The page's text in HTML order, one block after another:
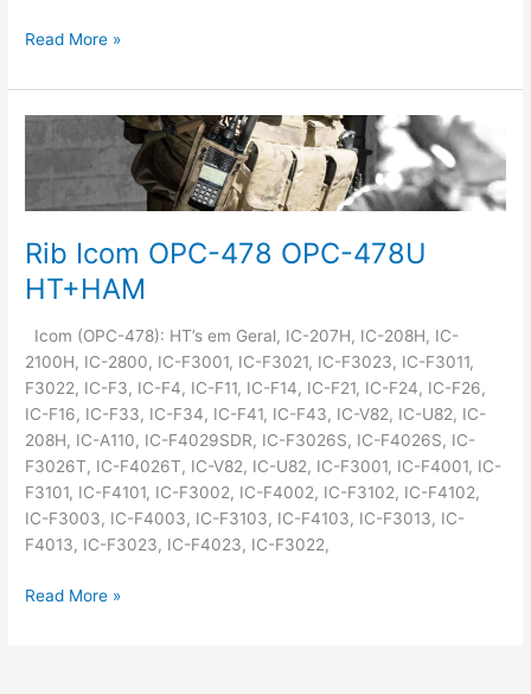
Tabela
Programação
Icom
Modelos
Read More »
Rib Icom OPC-478 OPC-478U
HT+HAM
Icom (OPC-478): HT’s em Geral, IC-207H, IC-208H, IC-
2100H, IC-2800, IC-F3001, IC-F3021, IC-F3023, IC-F3011,
F3022, IC-F3, IC-F4, IC-F11, IC-F14, IC-F21, IC-F24, IC-F26,
IC-F16, IC-F33, IC-F34, IC-F41, IC-F43, IC-V82, IC-U82, IC-
208H, IC-A110, IC-F4029SDR, IC-F3026S, IC-F4026S, IC-
F3026T, IC-F4026T, IC-V82, IC-U82, IC-F3001, IC-F4001, IC-
F3101, IC-F4101, IC-F3002, IC-F4002, IC-F3102, IC-F4102,
IC-F3003, IC-F4003, IC-F3103, IC-F4103, IC-F3013, IC-
F4013, IC-F3023, IC-F4023, IC-F3022,
Rib
Read More »